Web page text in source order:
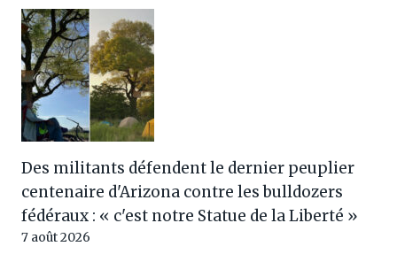
Des militants défendent le dernier peuplier
centenaire d'Arizona contre les bulldozers
fédéraux : « c'est notre Statue de la Liberté »
7 août 2026